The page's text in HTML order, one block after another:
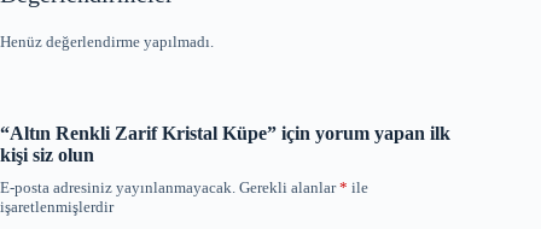
Henüz değerlendirme yapılmadı.
“Altın Renkli Zarif Kristal Küpe” için yorum yapan ilk
kişi siz olun
E-posta adresiniz yayınlanmayacak. Gerekli alanlar* ile
işaretlenmişlerdir